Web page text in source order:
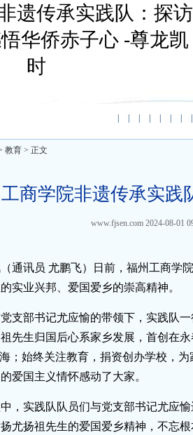
遗传承实践队：探访
华侨赤子心 -尊龙凯
时
教育 > 正文
商学院非遗传承实践
www.fjsen.com 2024-08-01
通讯员 尤鹏飞）日前，福州工商学
实业兴邦、爱国爱乡的崇高精神。
支部书记尤应愉的带领下，实践队
先生归国后心系家乡发展，首创在
；始终关注教育，捐资创办学校，
爱国主义情怀感动了大家。
，实践队队员们与党支部书记尤应
尤扬祖先生的爱国爱乡精神，不忘